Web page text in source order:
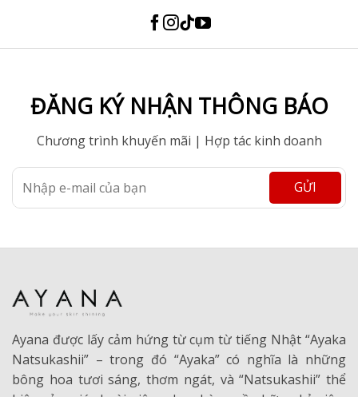
ĐĂNG KÝ NHẬN THÔNG BÁO
Chương trình khuyến mãi | Hợp tác kinh doanh
Ayana được lấy cảm hứng từ cụm từ tiếng Nhật “Ayaka
Natsukashii” – trong đó “Ayaka” có nghĩa là những
bông hoa tươi sáng, thơm ngát, và “Natsukashii” thể